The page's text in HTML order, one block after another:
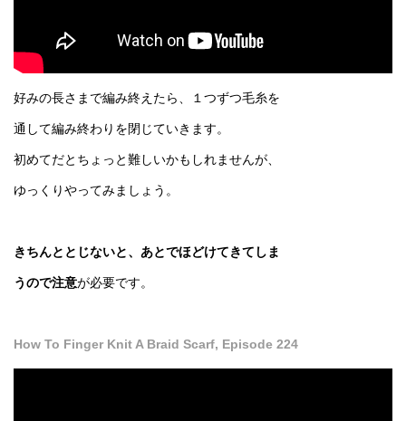
好みの長さまで編み終えたら、１つずつ毛糸を
通して編み終わりを閉じていきます。
初めてだとちょっと難しいかもしれませんが、
ゆっくりやってみましょう。
きちんととじないと、あとでほどけてきてしま
うので注意が必要です。
How To Finger Knit A Braid Scarf, Episode 224